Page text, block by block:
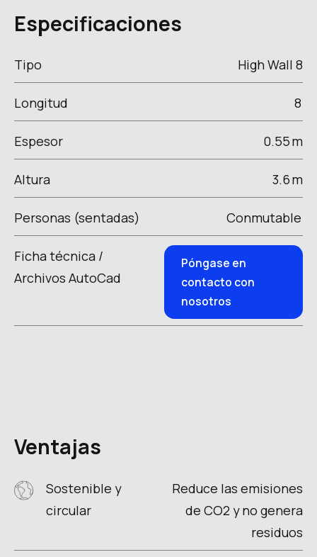
Especificaciones
Tipo High Wall 8
Longitud 8
Espesor 0.55m
Altura 3.6m
Personas (sentadas) Conmutable
Ficha técnica /
Archivos AutoCad
Póngase en
contacto con
nosotros
Ventajas
Sostenible y
circular
Reduce las emisiones
de CO2 y no genera
residuos